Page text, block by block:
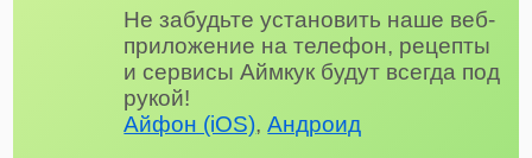
Не забудьте установить наше веб-
приложение на телефон, рецепты
и сервисы Аймкук будут всегда под
рукой!
Айфон (iOS),Андроид